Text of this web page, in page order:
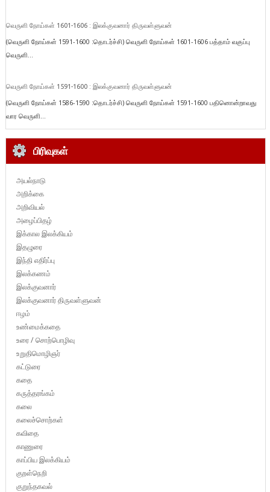
வெருளி நோய்கள் 1601-1606 : இலக்குவனார் திருவள்ளுவன்
(வெருளி நோய்கள் 1591-1600 :தொடர்ச்சி) வெருளி நோய்கள் 1601-1606 பத்தாம் வகுப்பு
வெருளி...
வெருளி நோய்கள் 1591-1600 : இலக்குவனார் திருவள்ளுவன்
(வெருளி நோய்கள் 1586-1590 :தொடர்ச்சி) வெருளி நோய்கள் 1591-1600 பதினொன்றாவது
வார வெருளி...
பிரிவுகள்
அயல்நாடு
அறிக்கை
அறிவியல்
அழைப்பிதழ்
இக்கால இலக்கியம்
இதழுரை
இந்தி எதிர்ப்பு
இலக்கணம்
இலக்குவனார்
இலக்குவனார் திருவள்ளுவன்
ஈழம்
உண்மைக்கதை
உரை / சொற்பொழிவு
உறுதிமொழிஞர்
கட்டுரை
கதை
கருத்தரங்கம்
கலை
கலைச்சொற்கள்
கவிதை
காணுரை
காப்பிய இலக்கியம்
குறள்நெறி
குறுந்தகவல்